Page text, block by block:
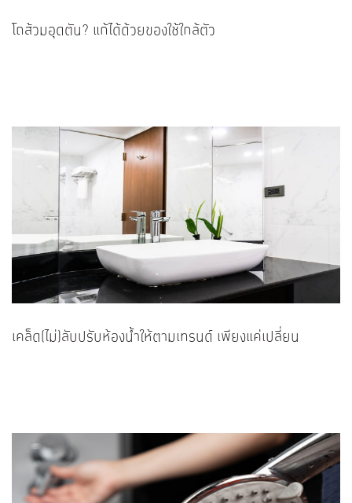
โถส้วมอุดตัน? แก้ได้ด้วยของใช้ใกล้ตัว
เคล็ด(ไม่)ลับปรับห้องน้ำให้ตามเทรนด์ เพียงแค่เปลี่ยน